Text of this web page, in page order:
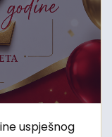
uspješnog